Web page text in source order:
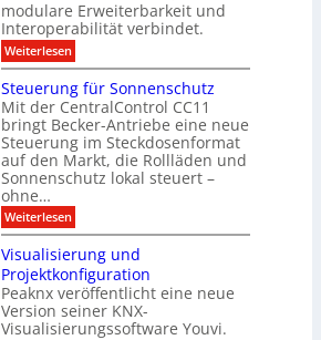
m
e
l
d
e
r
n
t
r
u
m
o
l
g
r
e
i
c
h
z
u
E
n
e
D
i
s
p
a
y
r
G
e
b
u
d
e
:
D
a
t
e
n
a
n
a
l
y
s
e
modulare Erweiterbarkeit und
Interoperabilität verbindet.
Weiterlesen:
M
d
u
l
a
r
e
r
C
o
n
t
o
l
l
e
Steuerung für Sonnenschutz
Mit der CentralControl CC11
bringt Becker-Antriebe eine neue
Steuerung im Steckdosenformat
auf den Markt, die Rollläden und
Sonnenschutz lokal steuert –
ohne…
Weiterlesen:
S
e
u
e
r
u
Visualisierung und
Projektkonfiguration
Peaknx veröffentlicht eine neue
Version seiner KNX-
Visualisierungssoftware Youvi.